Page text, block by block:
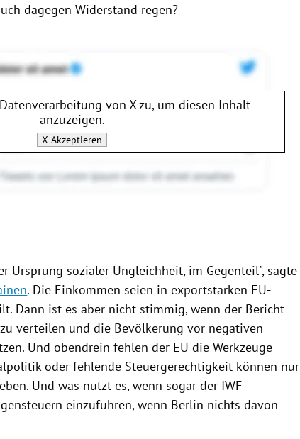
dagegen Widerstand regen?
von Xzu, um diesen Inhalt
anzuzeigen.
X Akzeptieren
Ursprung sozialer Ungleichheit, im Gegenteil", sagte
. Die Einkommen seien in exportstarken EU-
Dann ist es aber nicht stimmig, wenn der Bericht
verteilen und die Bevölkerung vor negativen
Und obendrein fehlen der EU die Werkzeuge –
oder fehlende Steuergerechtigkeit können nur
Und was nützt es, wenn sogar der IWF
einzuführen, wenn Berlin nichts davon